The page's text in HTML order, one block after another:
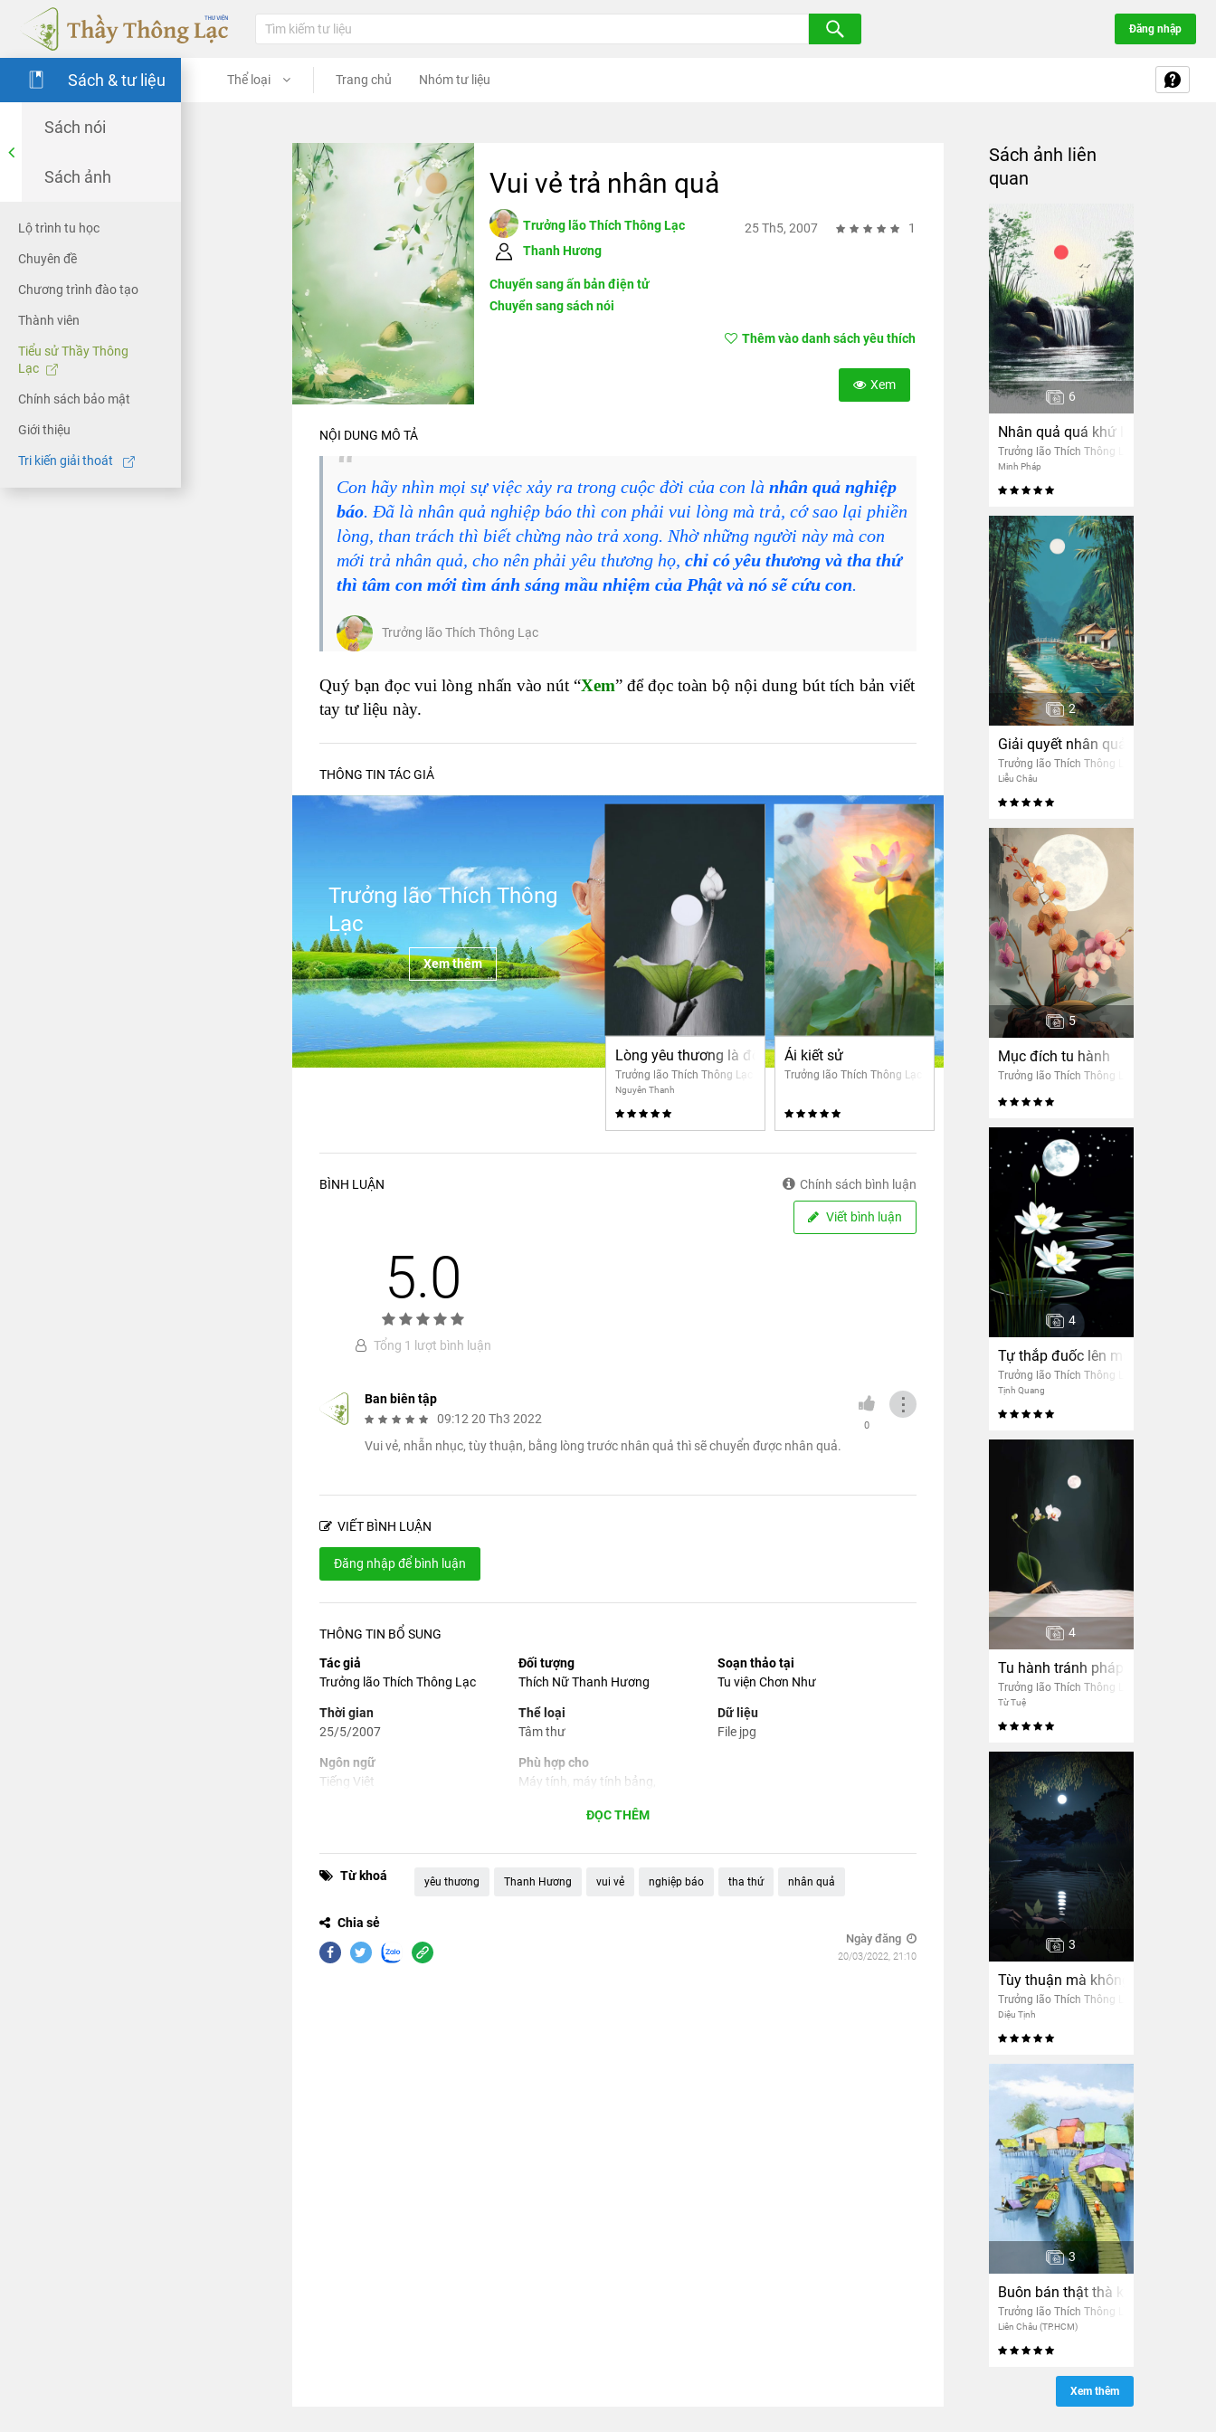
Đăng nhập
Sách & tư liệu
Sách nói
Sách ảnh
Lộ trình tu học
Chuyên đề
Chương trình đào tạo
Thành viên
Tiểu sử Thầy Thông
Lạc
Chính sách bảo mật
Giới thiệu
Tri kiến giải thoát
Thể loại Trang chủ Nhóm tư liệu
Vui vẻ trả nhân quả
Trưởng lão Thích Thông Lạc
Thanh Hương
25 Th5, 2007 1
Chuyển sang ấn bản điện tử
Chuyển sang sách nói
Thêm vào danh sách yêu thích
Xem
NỘI DUNG MÔ TẢ
Con hãy nhìn mọi sự việc xảy ra trong cuộc đời của con là nhân quả nghiệp
báo. Đã là nhân quả nghiệp báo thì con phải vui lòng mà trả, cớ sao lại phiền
lòng, than trách thì biết chừng nào trả xong. Nhờ những người này mà con
mới trả nhân quả, cho nên phải yêu thương họ, chỉ có yêu thương và tha thứ
thì tâm con mới tìm ánh sáng mầu nhiệm của Phật và nó sẽ cứu con.
Trưởng lão Thích Thông Lạc
Quý bạn đọc vui lòng nhấn vào nút “Xem” để đọc toàn bộ nội dung bút tích bản viết
tay tư liệu này.
THÔNG TIN TÁC GIẢ
Trưởng lão Thích Thông
Lạc
Xem thêm
Lòng yêu thương là động lực giải thoát
Trưởng lão Thích Thông Lạc
Nguyên Thanh
Ái kiết sử
Trưởng lão Thích Thông Lạc
BÌNH LUẬN Chính sách bình luận
Viết bình luận
5.0
Tổng 1 lượt bình luận
Ban biên tập
09:12 20 Th3 2022
0
Vui vẻ, nhẫn nhục, tùy thuận, bằng lòng trước nhân quả thì sẽ chuyển được nhân quả.
⋮
VIẾT BÌNH LUẬN
Đăng nhập để bình luận
THÔNG TIN BỔ SUNG
Tác giả
Trưởng lão Thích Thông Lạc
Đối tượng
Thích Nữ Thanh Hương
Soạn thảo tại
Tu viện Chơn Như
Thời gian
25/5/2007
Thể loại
Tâm thư
Dữ liệu
File jpg
Ngôn ngữ
Tiếng Việt
Phù hợp cho
Máy tính, máy tính bảng,
ĐỌC THÊM
Từ khoá yêu thương Thanh Hương vui vẻ nghiệp báo tha thứ nhân quả
Chia sẻ
Ngày đăng
20/03/2022, 21:10
Sách ảnh liên
quan
6
Nhân quả quá khứ là nền tảng
Trưởng lão Thích Thông Lạc
Minh Pháp
2
Giải quyết nhân quả
Trưởng lão Thích Thông Lạc
Liễu Châu
5
Mục đích tu hành
Trưởng lão Thích Thông Lạc
4
Tự thắp đuốc lên mà đi
Trưởng lão Thích Thông Lạc
Tịnh Quang
4
Tu hành tránh pháp ức chế tâm
Trưởng lão Thích Thông Lạc
Từ Tuệ
3
Tùy thuận mà không bị lôi cuốn
Trưởng lão Thích Thông Lạc
Diệu Tịnh
3
Buôn bán thật thà không có ăn
Trưởng lão Thích Thông Lạc
Liên Châu (TP.HCM)
Xem thêm